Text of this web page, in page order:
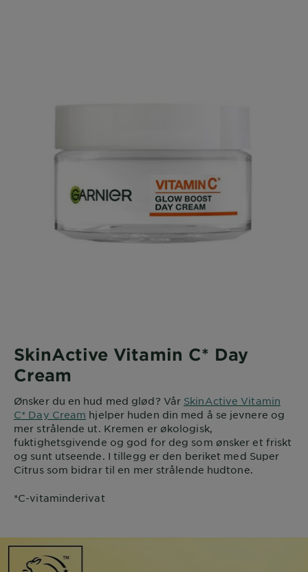
SkinActive Vitamin C* Day
Cream
Ønsker du en hud med glød? Vår SkinActive Vitamin
C* Day Cream hjelper huden din med å se jevnere og
mer strålende ut. Kremen er økologisk,
fuktighetsgivende og god for deg som ønsker et friskt
og sunt utseende. I tillegg er den beriket med Super
Citrus som bidrar til en mer strålende hudtone.
*C-vitaminderivat